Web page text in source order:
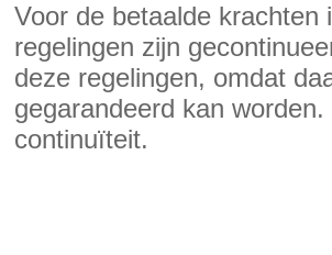
Voor de betaalde
regelingen zijn
deze regelingen, omdat
gegarandeerd kan
continuïteit.